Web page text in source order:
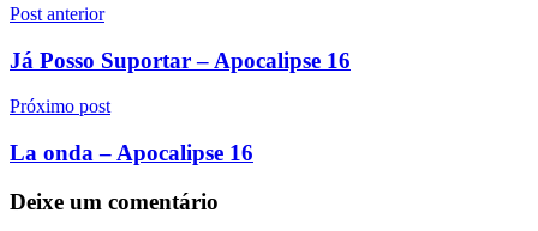
Navegação
de
Post anterior
Já Posso Suportar – Apocalipse 16
Próximo post
La onda – Apocalipse 16
Deixe um comentário